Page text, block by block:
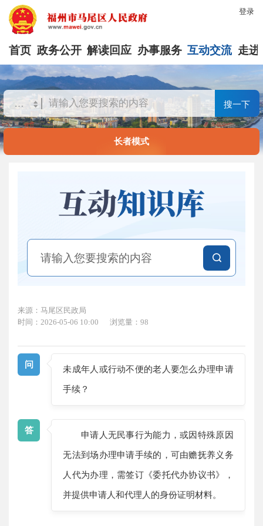
登录
首页 政务公开 解读回应 办事服务 互动交流 走进
搜一下
长者模式
来源：马尾区民政局
时间：2026-05-06 10:00
浏览量：98
问
未成年人或行动不便的老人要怎么办理申请
手续？
答
申请人无民事行为能力，或因特殊原因
无法到场办理申请手续的，可由赡抚养义务
人代为办理，需签订《委托代办协议书》，
并提供申请人和代理人的身份证明材料。